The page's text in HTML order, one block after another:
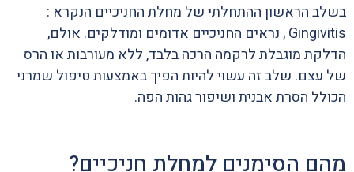
בשלב הראשון ההתחלתי של מחלת החניכיים הנקרא :
Gingivitis , נראים החניכיים אדומים ומודלקים. אולם,
הדלקת מוגבלת לרקמה הרכה בלבד, ללא מעורבות או הרס
של עצם. שלב זה עשוי להיות הפיך באמצעות טיפול שמרני
הכולל הסרת אבנית ושיפור גהות הפה.
מהם הסימנים למחלת חניכיים?